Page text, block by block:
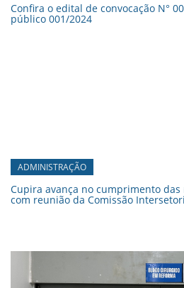
Confira o edital de convocação N°
público 001/2024
ADMINISTRAÇÃO
Cupira avança no cumprimento das
com reunião da Comissão